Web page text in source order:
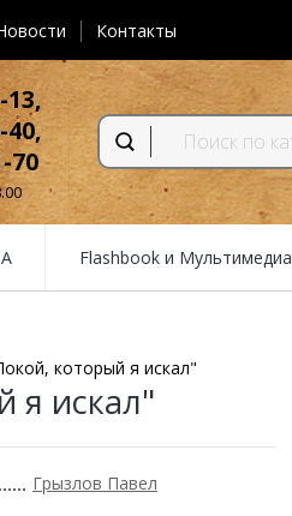
Контакты
13,
40,
70
Flashbook и Мультимедиа
который я искал"
я искал"
Грызлов Павел